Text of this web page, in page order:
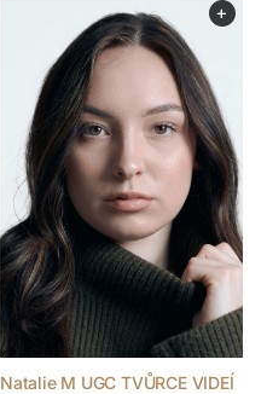
+
Natalie M UGC TVŮRCE VIDEÍ